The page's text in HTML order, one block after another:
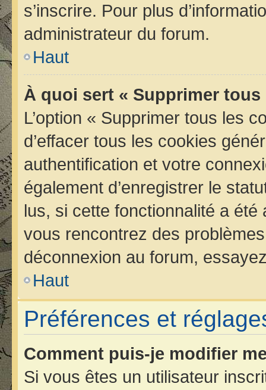
s’inscrire. Pour plus
administrateur du forum.
Haut
À quoi sert « Supprimer
L’option « Supprimer tous les
d’effacer tous les cookies
authentification et votre
également d’enregistrer le
lus, si cette fonctionnalité a
vous rencontrez des
déconnexion au forum,
Haut
Préférences et
Comment puis-je modifier
Si vous êtes un utilisateur